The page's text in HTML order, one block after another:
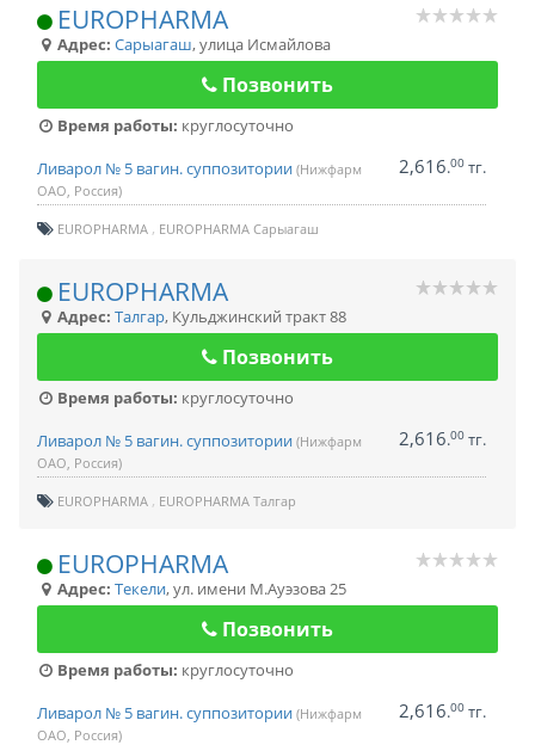
EUROPHARMA
Адрес: Сарыагаш,улица Исмайлова
Позвонить
Время работы: круглосуточно
Ливарол № 5 вагин. суппозитории (Нижфарм
ОАО, Россия)
2,616.00 тг.
EUROPHARMA EUROPHARMA Сарыагаш
EUROPHARMA
Адрес: Талгар, Кульджинский тракт 88
Позвонить
Время работы: круглосуточно
Ливарол № 5 вагин. суппозитории (Нижфарм
ОАО, Россия)
2,616.00 тг.
EUROPHARMA EUROPHARMA Талгар
EUROPHARMA
Адрес: Текели,ул. имени М.Ауэзова 25
Позвонить
Время работы: круглосуточно
Ливарол № 5 вагин. суппозитории (Нижфарм
ОАО, Россия)
2,616.00 тг.